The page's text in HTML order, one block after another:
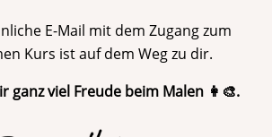
E-Mail mit dem Zugang zum
Kurs ist auf dem Weg zu dir.
ganz viel Freude beim Malen 👩‍🎨.